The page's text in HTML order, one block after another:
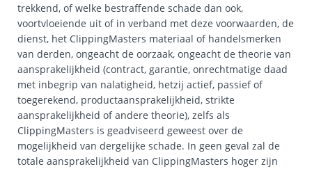
trekkend, of welke bestraffende schade dan ook,
voortvloeiende uit of in verband met deze voorwaarden, de
dienst, het ClippingMasters materiaal of handelsmerken
van derden, ongeacht de oorzaak, ongeacht de theorie van
aansprakelijkheid (contract, garantie, onrechtmatige daad
met inbegrip van nalatigheid, hetzij actief, passief of
toegerekend, productaansprakelijkheid, strikte
aansprakelijkheid of andere theorie), zelfs als
ClippingMasters is geadviseerd geweest over de
mogelijkheid van dergelijke schade. In geen geval zal de
totale aansprakelijkheid van ClippingMasters hoger zijn